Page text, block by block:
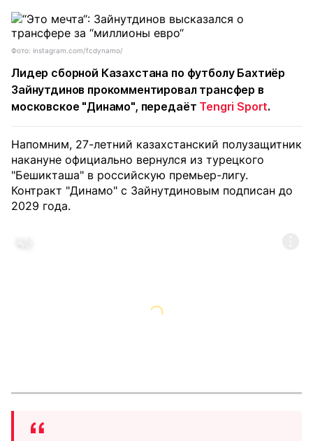
Фото: instagram.com/fcdynamo/
Лидер сборной Казахстана по футболу Бахтиёр
Зайнутдинов прокомментировал трансфер в
московское "Динамо", передаёт Tengri Sport.
Напомним, 27-летний казахстанский полузащитник
накануне официально вернулся из турецкого
"Бешикташа" в российскую премьер-лигу.
Контракт "Динамо" с Зайнутдиновым подписан до
2029 года.